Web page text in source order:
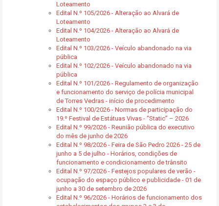
Loteamento
Edital N.º 105/2026 - Alteração ao Alvará de
Loteamento
Edital N.º 104/2026 - Alteração ao Alvará de
Loteamento
Edital N.º 103/2026 - Veículo abandonado na via
pública
Edital N.º 102/2026 - Veículo abandonado na via
pública
Edital N.º 101/2026 - Regulamento de organização
e funcionamento do serviço de polícia municipal
de Torres Vedras - início de procedimento
Edital N.º 100/2026 - Normas de participação do
19.º Festival de Estátuas Vivas - “Static” – 2026
Edital N.º 99/2026 - Reunião pública do executivo
do mês de junho de 2026
Edital N.º 98/2026 - Feira de São Pedro 2026 - 25 de
junho a 5 de julho - Horários, condições de
funcionamento e condicionamento de trânsito
Edital N.º 97/2026 - Festejos populares de verão -
ocupação do espaço público e publicidade - 01 de
junho a 30 de setembro de 2026
Edital N.º 96/2026 - Horários de funcionamento dos